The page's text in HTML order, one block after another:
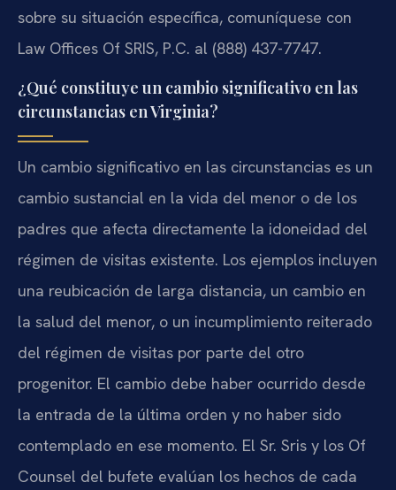
sobre su situación específica, comuníquese con
Law Offices Of SRIS, P.C. al (888) 437-7747.
¿Qué constituye un cambio significativo en las
circunstancias en Virginia?
Un cambio significativo en las circunstancias es un
cambio sustancial en la vida del menor o de los
padres que afecta directamente la idoneidad del
régimen de visitas existente. Los ejemplos incluyen
una reubicación de larga distancia, un cambio en
la salud del menor, o un incumplimiento reiterado
del régimen de visitas por parte del otro
progenitor. El cambio debe haber ocurrido desde
la entrada de la última orden y no haber sido
contemplado en ese momento. El Sr. Sris y los Of
Counsel del bufete evalúan los hechos de cada